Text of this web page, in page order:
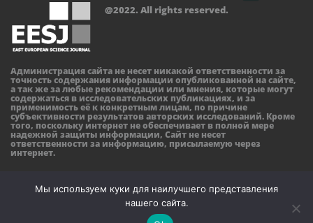
@2022. All rights reserved.
Администрация сайта не несет никакой ответственности за
точность содержания информации опубликованной на сайте,
а так же за любые рекомендации или мнения, которые могут
содержаться в исследовательских публикациях, и за
применимость её к конкретным лицам, по причине
субъективности результатов авторских исследований. Кроме
того, поскольку интернет не обеспечивает в полной мере
надежной защиты информации, Сайт не несет
ответственности за информацию, присылаемую через
интернет.
Мы используем куки для наилучшего представления
нашего сайта.